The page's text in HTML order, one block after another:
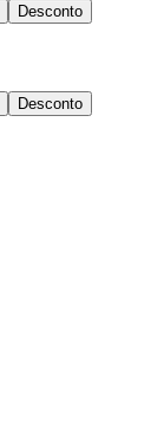
Desconto
Desconto